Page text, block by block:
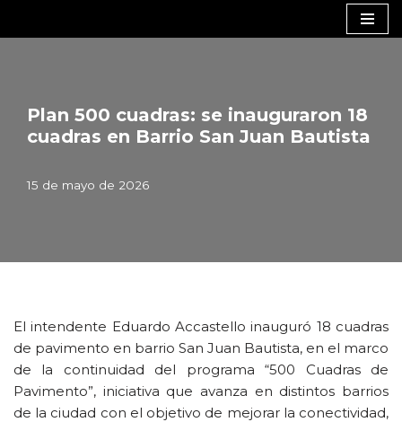
Plan 500 cuadras: se inauguraron 18
cuadras en Barrio San Juan Bautista
15 de mayo de 2026
El intendente Eduardo Accastello inauguró 18 cuadras
de pavimento en barrio San Juan Bautista, en el marco
de la continuidad del programa “500 Cuadras de
Pavimento”, iniciativa que avanza en distintos barrios
de la ciudad con el objetivo de mejorar la conectividad,